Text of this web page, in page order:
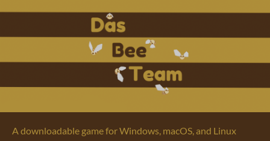
A downloadable game for Windows, macOS, and Linux